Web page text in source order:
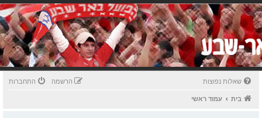
שאלות נפוצות התחברות הרשמה
בית עמוד ראשי